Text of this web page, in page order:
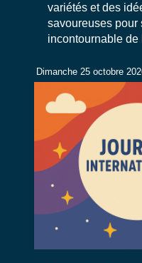
variétés et des
savoureuses pour
incontournable
Dimanche 25 octobre